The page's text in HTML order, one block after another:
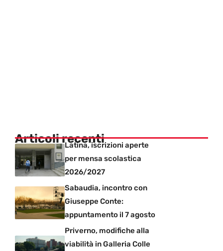
Articoli recentiLatina, iscrizioni aperte
per mensa scolastica
2026/2027
Sabaudia, incontro con
Giuseppe Conte:
appuntamento il 7 agosto
Priverno, modifiche alla
viabilità in Galleria Colle